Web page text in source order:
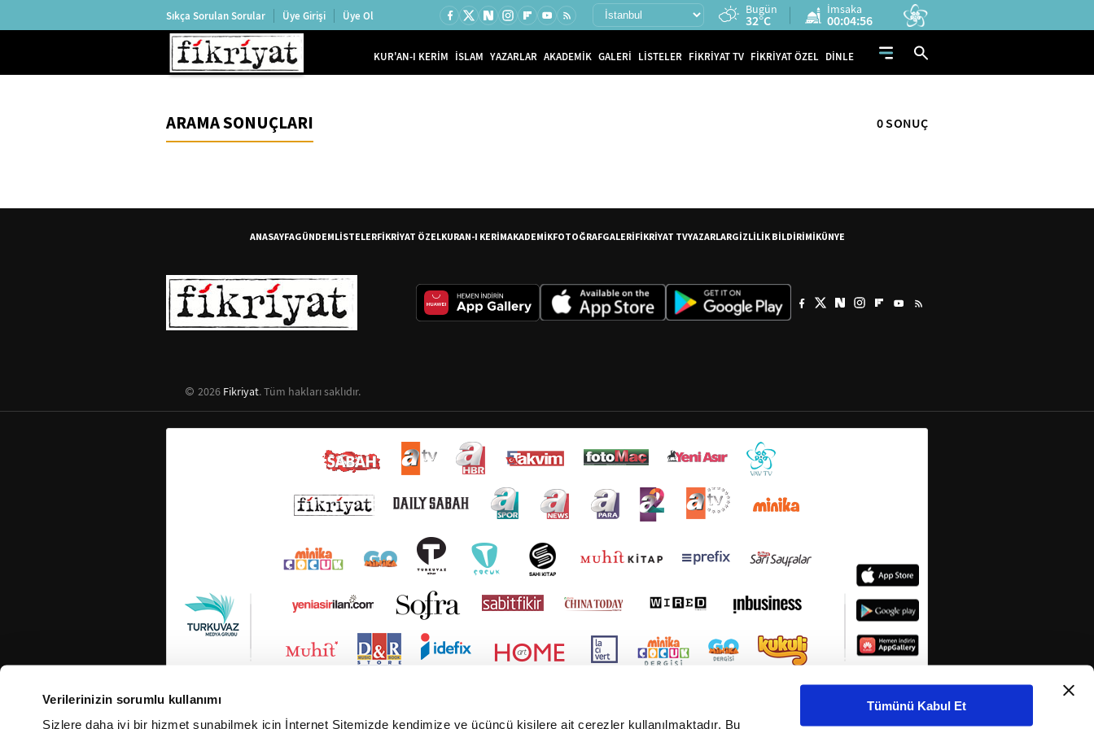
Verilerinizin sorumlu kullanımı
Sizlere daha iyi bir hizmet sunabilmek için İnternet Sitemizde kendimize ve üçüncü kişilere ait çerezler kullanılmaktadır. Bu
Tümünü Kabul Et
Sıkça Sorulan Sorular Üye Girişi Üye Ol Bugün
32°C
İmsaka
00:04:56
KUR'AN-I KERİM İSLAM YAZARLAR AKADEMİK GALERİ LİSTELER FİKRİYAT TV FİKRİYAT ÖZEL DİNLE
ARAMA SONUÇLARI 0 SONUÇ
ANASAYFAGÜNDEMLİSTELERFİKRİYAT ÖZELKURAN-I KERİMAKADEMİKFOTOĞRAFGALERİFİKRİYAT TVYAZARLARGİZLİLİK BİLDİRİMİKÜNYE
2026 Fikriyat. Tüm hakları saklıdır.